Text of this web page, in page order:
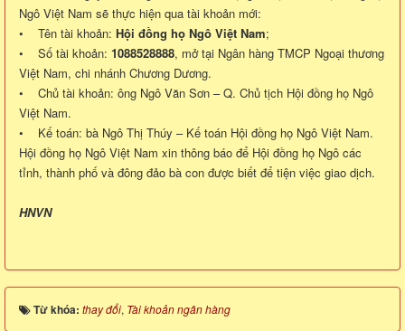
Ngô Việt Nam sẽ thực hiện qua tài khoản mới:
• Tên tài khoản: Hội đồng họ Ngô Việt Nam;
• Số tài khoản: 1088528888, mở tại Ngân hàng TMCP Ngoại thương
Việt Nam, chi nhánh Chương Dương.
• Chủ tài khoản: ông Ngô Văn Sơn – Q. Chủ tịch Hội đồng họ Ngô
Việt Nam.
• Kế toán: bà Ngô Thị Thúy – Kế toán Hội đồng họ Ngô Việt Nam.
Hội đồng họ Ngô Việt Nam xin thông báo để Hội đồng họ Ngô các
tỉnh, thành phố và đông đảo bà con được biết để tiện việc giao dịch.
HNVN
Từ khóa: thay đổi, Tài khoản ngân hàng